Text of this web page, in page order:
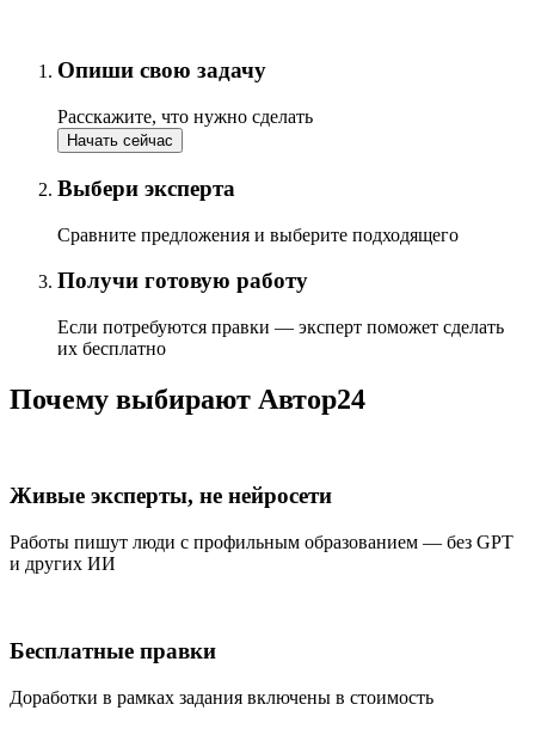
Опиши свою задачу
Расскажите, что нужно сделать
Начать сейчас
Выбери эксперта
Сравните предложения и выберите подходящего
Получи готовую работу
Если потребуются правки — эксперт поможет сделать
их бесплатно
Почему выбирают Автор24
Живые эксперты, не нейросети
Работы пишут люди с профильным образованием — без GPT
и других ИИ
Бесплатные правки
Доработки в рамках задания включены в стоимость